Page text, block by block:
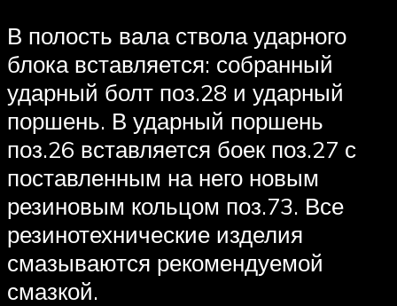
В полость вала ствола ударного
блока вставляется: собранный
ударный болт поз.28 и ударный
поршень. В ударный поршень
поз.26 вставляется боек поз.27 с
поставленным на него новым
резиновым кольцом поз.73. Все
резинотехнические изделия
смазываются рекомендуемой
смазкой.